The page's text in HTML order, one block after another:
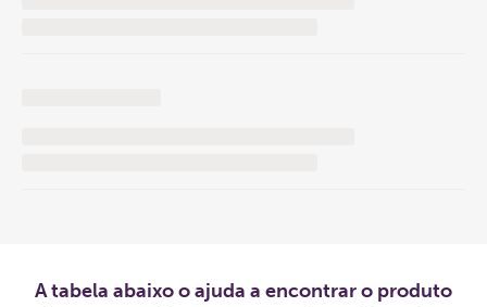
A tabela abaixo o ajuda a encontrar o produto